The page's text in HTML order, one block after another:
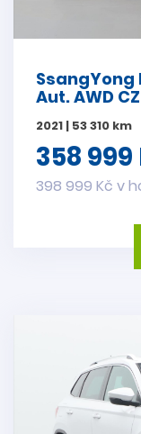
SsangYong
Aut. AWD CZ
2021 | 53 310 km
358 999
398 999 Kč v